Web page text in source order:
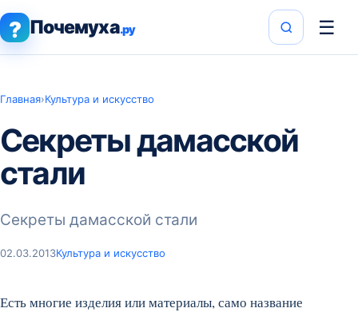
? Почемуха.ру ☰
Главная›Культура и искусство
Секреты дамасской
стали
Секреты дамасской стали
02.03.2013Культура и искусство
Есть многие изделия или материалы, само название